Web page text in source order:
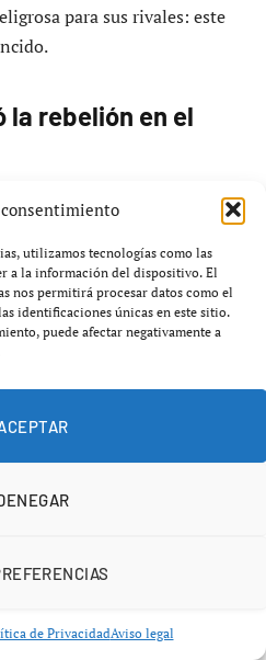
utilizamos tecnologías como las
a la información del dispositivo. El
nos permitirá procesar datos como el
identificaciones únicas en este sitio.
puede afectar negativamente a
de PrivacidadAviso legal
para sus rivales: este
la rebelión en el
entrada y el equipo
presión.
Wetherholt recibiera un
esperanza de San Luis,
fue inmediato.
una